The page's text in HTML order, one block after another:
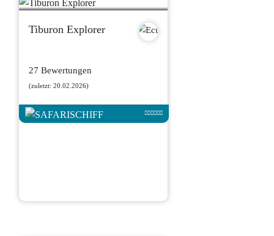
Tiburon Explorer
27 Bewertungen
(zuletzt: 20.02.2026)